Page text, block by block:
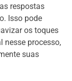
respostas
Isso pode
os toques
nesse processo,
suas